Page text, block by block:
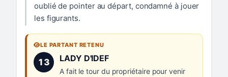
oublié de pointer au départ, condamné à jouer
les figurants.
LE PARTANT RETENU
13 Numéro 13 :
LADY D'IDEF
A fait le tour du propriétaire pour venir